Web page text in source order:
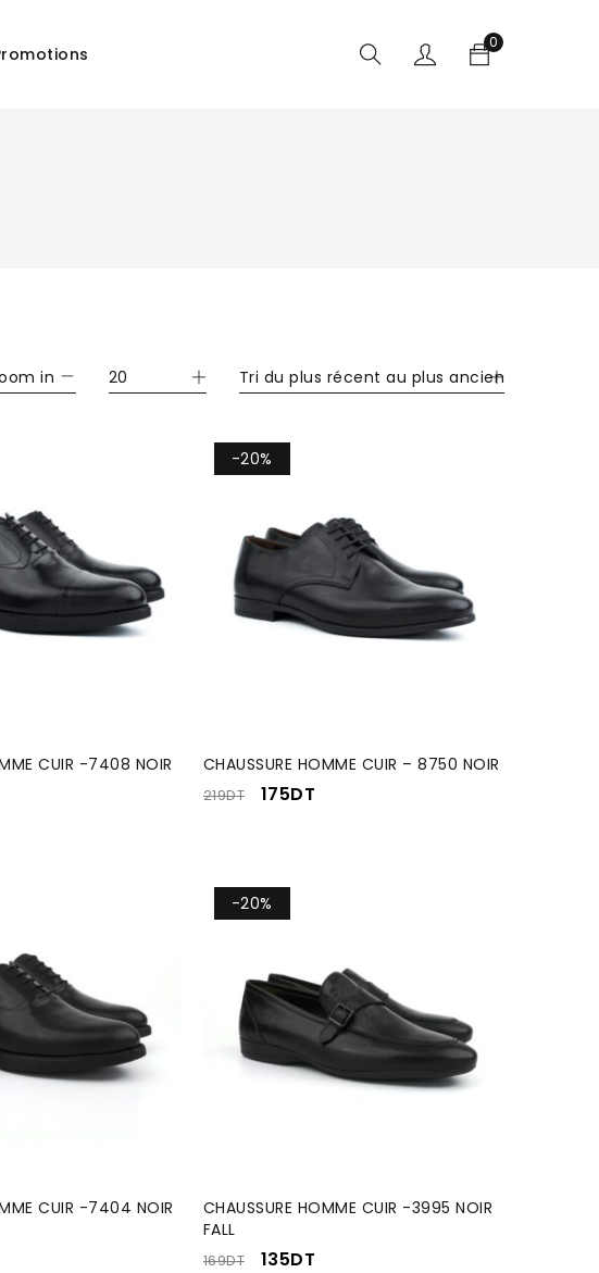
0
Tri du plus récent au plus ancien
20
in
CUIR -7408 NOIR
-20%
CHAUSSURE HOMME CUIR – 8750 NOIR
219DT 175DT
CUIR -7404 NOIR
-20%
CHAUSSURE HOMME CUIR -3995 NOIR
FALL
169DT 135DT